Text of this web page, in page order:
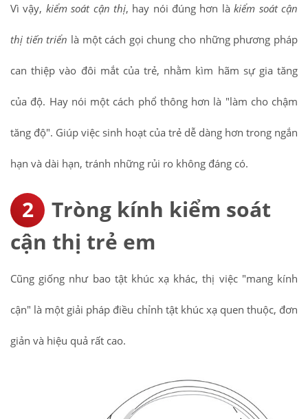
Vì vậy, kiểm soát cận thị, hay nói đúng hơn làkiểm soát cận
thị tiến triển là một cách gọi chung cho những phương pháp
can thiệp vào đôi mắt của trẻ, nhằm kìm hãm sự gia tăng
của độ. Hay nói một cách phổ thông hơn là "làm cho chậm
tăng độ". Giúp việc sinh hoạt của trẻ dễ dàng hơn trong ngắn
hạn và dài hạn, tránh những rủi ro không đáng có.
Tròng kính kiểm soát
cận thị trẻ em
Cũng giống như bao tật khúc xạ khác, thị việc "mang kính
cận" là một giải pháp điều chỉnh tật khúc xạ quen thuộc, đơn
giản và hiệu quả rất cao.